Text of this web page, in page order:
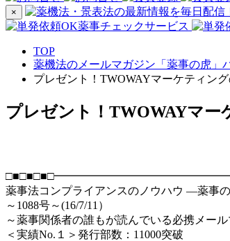
×
TOP
薬機法のメールマガジン「薬事の虎」
プレゼント！TWOWAYマーケティング
プレゼント！TWOWAYマー
薬事法コンプライアンスのノウハウ ―薬事
～1088号～(16/7/11）
～薬事関係者の誰もが読んでいる必携メール
＜実績No.１＞発行部数：11000突破